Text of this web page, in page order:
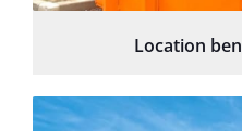
Location